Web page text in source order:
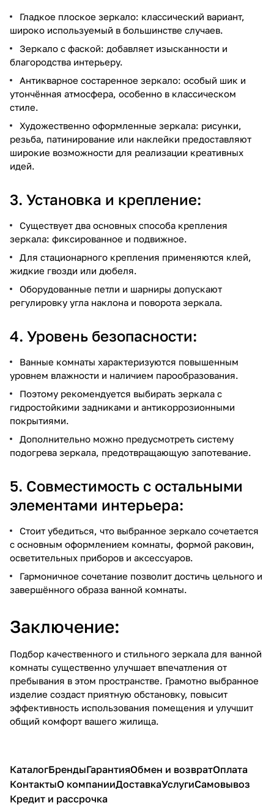
Гладкое плоское зеркало: классический вариант,
широко используемый в большинстве случаев.
Зеркало с фаской: добавляет изысканности и
благородства интерьеру.
Антикварное состаренное зеркало: особый шик и
утончённая атмосфера, особенно в классическом
стиле.
Художественно оформленные зеркала: рисунки,
резьба, патинирование или наклейки предоставляют
широкие возможности для реализации креативных
идей.
3. Установка и крепление:
Существует два основных способа крепления
зеркала: фиксированное и подвижное.
Для стационарного крепления применяются клей,
жидкие гвозди или дюбеля.
Оборудованные петли и шарниры допускают
регулировку угла наклона и поворота зеркала.
4. Уровень безопасности:
Ванные комнаты характеризуются повышенным
уровнем влажности и наличием парообразования.
Поэтому рекомендуется выбирать зеркала с
гидростойкими задниками и антикоррозионными
покрытиями.
Дополнительно можно предусмотреть систему
подогрева зеркала, предотвращающую запотевание.
5. Совместимость с остальными
элементами интерьера:
Стоит убедиться, что выбранное зеркало сочетается
с основным оформлением комнаты, формой раковин,
осветительных приборов и аксессуаров.
Гармоничное сочетание позволит достичь цельного и
завершённого образа ванной комнаты.
Заключение:
Подбор качественного и стильного зеркала для ванной
комнаты существенно улучшает впечатления от
пребывания в этом пространстве. Грамотно выбранное
изделие создаст приятную обстановку, повысит
эффективность использования помещения и улучшит
общий комфорт вашего жилища.
КаталогБрендыГарантияОбмен и возвратОплата
КонтактыО компанииДоставкаУслугиСамовывоз
Кредит и рассрочка